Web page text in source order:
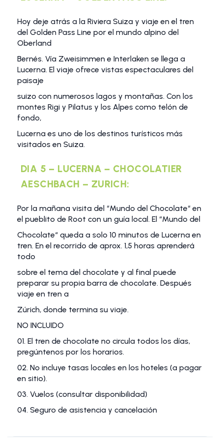
Hoy deje atrás a la Riviera Suiza y viaje en el tren
del Golden Pass Line por el mundo alpino del
Oberland
Bernés. Vía Zweisimmen e Interlaken se llega a
Lucerna. El viaje ofrece vistas espectaculares del
paisaje
suizo con numerosos lagos y montañas. Con los
montes Rigi y Pilatus y los Alpes como telón de
fondo,
Lucerna es uno de los destinos turísticos más
visitados en Suiza.
DIA 5 – LUCERNA – CHOCOLATIER
AESCHBACH – ZURICH:
Por la mañana visita del “Mundo del Chocolate“ en
el pueblito de Root con un guía local. El “Mundo del
Chocolate“ queda a solo 10 minutos de Lucerna en
tren. En el recorrido de aprox. 1,5 horas aprenderá
todo
sobre el tema del chocolate y al final puede
preparar su propia barra de chocolate. Después
viaje en tren a
Zúrich, donde termina su viaje.
NO INCLUIDO
01. El tren de chocolate no circula todos los días,
pregúntenos por los horarios.
02. No incluye tasas locales en los hoteles (a pagar
en sitio).
03. Vuelos (consultar disponibilidad)
04. Seguro de asistencia y cancelación